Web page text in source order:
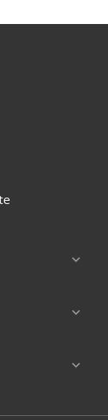


